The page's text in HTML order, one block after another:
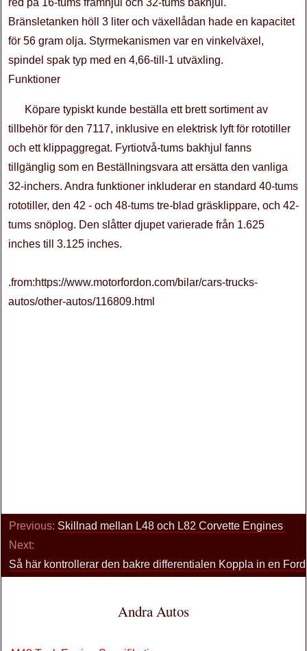
red på 16-tums framhjul och 32-tums bakhjul.
Bränsletanken höll 3 liter och växellådan hade en kapacitet
för 56 gram olja. Styrmekanismen var en vinkelväxel,
spindel spak typ med en 4,66-till-1 utväxling.
Funktioner
Köpare typiskt kunde beställa ett brett sortiment av
tillbehör för den 7117, inklusive en elektrisk lyft för rototiller
och ett klippaggregat. Fyrtiotvå-tums bakhjul fanns
tillgänglig som en Beställningsvara att ersätta den vanliga
32-inchers. Andra funktioner inkluderar en standard 40-tums
rototiller, den 42 - och 48-tums tre-blad gräsklippare, och 42-
tums snöplog. Den slåtter djupet varierade från 1.625
inches till 3.125 inches.
.from:https://www.motorfordon.com/bilar/cars-trucks-
autos/other-autos/116809.html
Previous: Skillnad mellan L48 och L82 Corvette Engines
Next:
Så här kontrollerar den bakre differentialen Koppla in en
Andra Autos